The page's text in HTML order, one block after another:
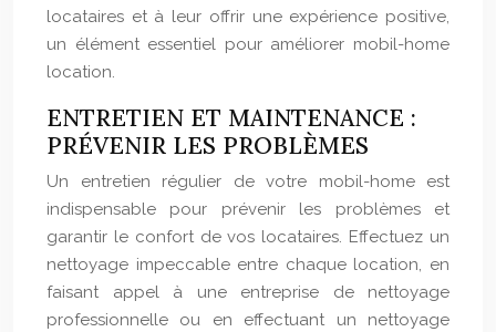
locataires et à leur offrir une expérience positive,
un élément essentiel pour améliorer mobil-home
location.
ENTRETIEN ET MAINTENANCE :
PRÉVENIR LES PROBLÈMES
Un entretien régulier de votre mobil-home est
indispensable pour prévenir les problèmes et
garantir le confort de vos locataires. Effectuez un
nettoyage impeccable entre chaque location, en
faisant appel à une entreprise de nettoyage
professionnelle ou en effectuant un nettoyage